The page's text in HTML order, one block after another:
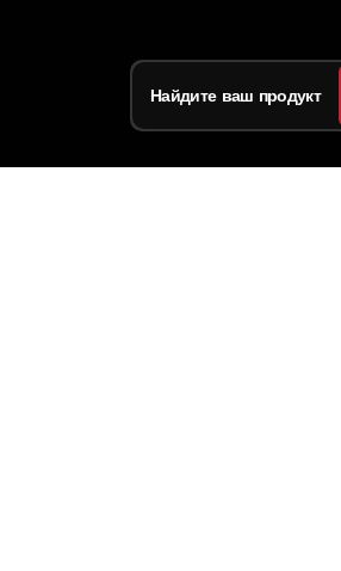
Найдите ваш продукт